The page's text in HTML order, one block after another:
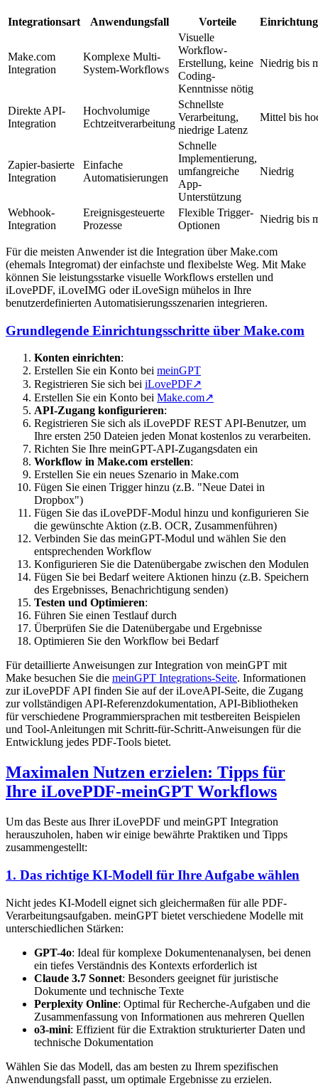
Integrationsart Anwendungsfall Vorteile
Make.com
Integration
Komplexe Multi-
System-Workflows
Visuelle
Workflow-
Erstellung, keine
Coding-
Kenntnisse nötig
Niedrig bis
Direkte API-
Integration
Hochvolumige
Echtzeitverarbeitung
Schnellste
Verarbeitung,
niedrige Latenz
Mittel bis
Zapier-basierte
Integration
Einfache
Automatisierungen
Schnelle
Implementierung,
umfangreiche
App-
Unterstützung
Niedrig
Webhook-
Integration
Ereignisgesteuerte
Prozesse
Flexible Trigger-
Optionen
Niedrig bis
Für die meisten Anwender ist die Integration über Make.com
(ehemals Integromat) der einfachste und flexibelste Weg. Mit Make
können Sie leistungsstarke visuelle Workflows erstellen und
iLovePDF, iLoveIMG oder iLoveSign mühelos in Ihre
benutzerdefinierten Automatisierungsszenarien integrieren.
Grundlegende Einrichtungsschritte über Make.com
Konten einrichten:
Erstellen Sie ein Konto bei meinGPT
Registrieren Sie sich bei iLovePDF↗
Erstellen Sie ein Konto bei Make.com↗
API-Zugang konfigurieren:
Registrieren Sie sich als iLovePDF REST API-Benutzer, um
Ihre ersten 250 Dateien jeden Monat kostenlos zu verarbeiten.
Richten Sie Ihre meinGPT-API-Zugangsdaten ein
Workflow in Make.com erstellen:
Erstellen Sie ein neues Szenario in Make.com
Fügen Sie einen Trigger hinzu (z.B. "Neue Datei in
Dropbox")
Fügen Sie das iLovePDF-Modul hinzu und konfigurieren Sie
die gewünschte Aktion (z.B. OCR, Zusammenführen)
Verbinden Sie das meinGPT-Modul und wählen Sie den
entsprechenden Workflow
Konfigurieren Sie die Datenübergabe zwischen den Modulen
Fügen Sie bei Bedarf weitere Aktionen hinzu (z.B. Speichern
des Ergebnisses, Benachrichtigung senden)
Testen und Optimieren:
Führen Sie einen Testlauf durch
Überprüfen Sie die Datenübergabe und Ergebnisse
Optimieren Sie den Workflow bei Bedarf
Für detaillierte Anweisungen zur Integration von meinGPT mit
Make besuchen Sie die meinGPT Integrations-Seite. Informationen
zur iLovePDF API finden Sie auf der iLoveAPI-Seite, die Zugang
zur vollständigen API-Referenzdokumentation, API-Bibliotheken
für verschiedene Programmiersprachen mit testbereiten Beispielen
und Tool-Anleitungen mit Schritt-für-Schritt-Anweisungen für die
Entwicklung jedes PDF-Tools bietet.
Maximalen Nutzen erzielen: Tipps für
Ihre iLovePDF-meinGPT Workflows
Um das Beste aus Ihrer iLovePDF und meinGPT Integration
herauszuholen, haben wir einige bewährte Praktiken und Tipps
zusammengestellt:
1. Das richtige KI-Modell für Ihre Aufgabe wählen
Nicht jedes KI-Modell eignet sich gleichermaßen für alle PDF-
Verarbeitungsaufgaben. meinGPT bietet verschiedene Modelle mit
unterschiedlichen Stärken:
GPT-4o: Ideal für komplexe Dokumentenanalysen, bei denen
ein tiefes Verständnis des Kontexts erforderlich ist
Claude 3.7 Sonnet: Besonders geeignet für juristische
Dokumente und technische Texte
Perplexity Online: Optimal für Recherche-Aufgaben und die
Zusammenfassung von Informationen aus mehreren Quellen
o3-mini: Effizient für die Extraktion strukturierter Daten und
technische Dokumentation
Wählen Sie das Modell, das am besten zu Ihrem spezifischen
Anwendungsfall passt, um optimale Ergebnisse zu erzielen.